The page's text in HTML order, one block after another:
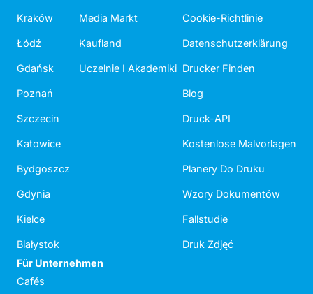
Kraków
Łódź
Gdańsk
Poznań
Szczecin
Katowice
Bydgoszcz
Gdynia
Kielce
Białystok
Media Markt
Kaufland
Uczelnie I Akademiki
Cookie-Richtlinie
Datenschutzerklärung
Drucker Finden
Blog
Druck-API
Kostenlose Malvorlagen
Planery Do Druku
Wzory Dokumentów
Fallstudie
Druk Zdjęć
Für Unternehmen
Cafés